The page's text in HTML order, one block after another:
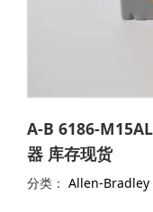
A-B 6186-
器 库存现货
分类： Allen-Bradley